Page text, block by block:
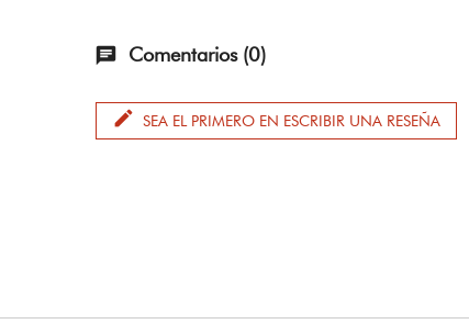
chat Comentarios (0)
edit SEA EL PRIMERO EN ESCRIBIR UNA RESEÑA